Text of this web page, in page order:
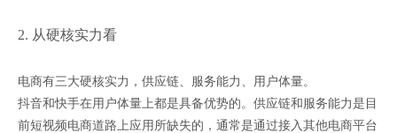
2. 从硬核实力看
电商有三大硬核实力，供应链、服务能力、用户体量。
抖音和快手在用户体量上都是具备优势的。供应链和服务能力是目
前短视频电商道路上应用所缺失的，通常是通过接入其他电商平台